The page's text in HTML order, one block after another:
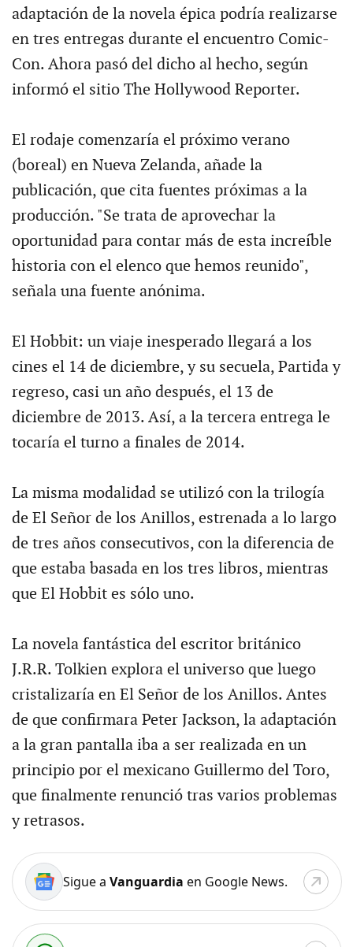
adaptación de la novela épica podría realizarse
en tres entregas durante el encuentro Comic-
Con. Ahora pasó del dicho al hecho, según
informó el sitio The Hollywood Reporter.
El rodaje comenzaría el próximo verano
(boreal) en Nueva Zelanda, añade la
publicación, que cita fuentes próximas a la
producción. "Se trata de aprovechar la
oportunidad para contar más de esta increíble
historia con el elenco que hemos reunido",
señala una fuente anónima.
El Hobbit: un viaje inesperado llegará a los
cines el 14 de diciembre, y su secuela, Partida y
regreso, casi un año después, el 13 de
diciembre de 2013. Así, a la tercera entrega le
tocaría el turno a finales de 2014.
La misma modalidad se utilizó con la trilogía
de El Señor de los Anillos, estrenada a lo largo
de tres años consecutivos, con la diferencia de
que estaba basada en los tres libros, mientras
que El Hobbit es sólo uno.
La novela fantástica del escritor británico
J.R.R. Tolkien explora el universo que luego
cristalizaría en El Señor de los Anillos. Antes
de que confirmara Peter Jackson, la adaptación
a la gran pantalla iba a ser realizada en un
principio por el mexicano Guillermo del Toro,
que finalmente renunció tras varios problemas
y retrasos.
Sigue a Vanguardia en Google News.